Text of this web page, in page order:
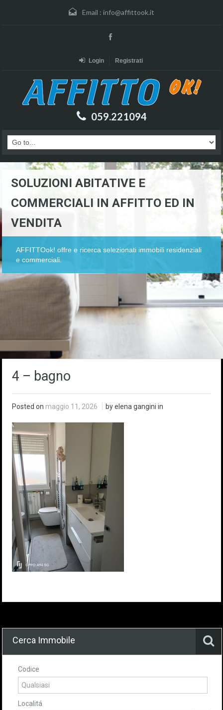
Email : info@affittook.it
Login Registrati
059.221094
SOLUZIONI ABITATIVE E
COMMERCIALI IN AFFITTO ED IN
VENDITA
AFFITTOok! offre e ricerca selezionati immobili residenziali
e commerciali.
4 – bagno
Posted on maggio 11, 2026 by elena gangini in
Cerca Immobile
Codice
Localitá